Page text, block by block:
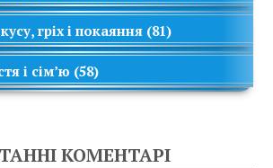
гріх і покаяння (81)
і сім’ю (58)
КОМЕНТАРІ